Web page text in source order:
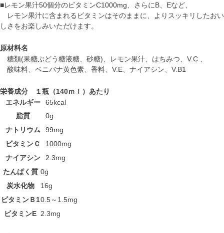
■レモン果汁50個分のビタミンC1000mg、さらにB、Eなど、
レモン果汁に含まれるビタミンはそのままに、よりスッキリしたおい
しさをお楽しみいただけます。
原材料名
糖類(果糖ぶどう糖液糖、砂糖)、レモン果汁、はちみつ、V.C 、
酸味料、ベニバナ黄色素、香料、V.E、ナイアシン、V.B1
栄養成分 １瓶（140ｍｌ）あたり
エネルギー
65kcal
脂質
0g
ナトリウム
99mg
ビタミンＣ
1000mg
ナイアシン
2.3mg
たんぱく質 0g
炭水化物
16g
ビタミンＢ10.5～1.5mg
ビタミンE 2.3mg